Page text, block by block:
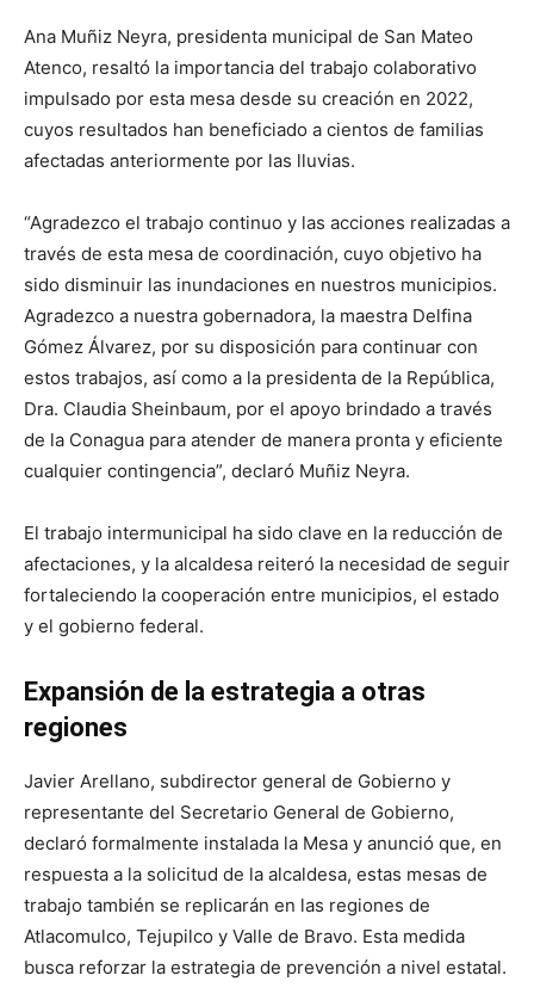
Ana Muñiz Neyra, presidenta municipal de San Mateo
Atenco, resaltó la importancia del trabajo colaborativo
impulsado por esta mesa desde su creación en 2022,
cuyos resultados han beneficiado a cientos de familias
afectadas anteriormente por las lluvias.
“Agradezco el trabajo continuo y las acciones realizadas a
través de esta mesa de coordinación, cuyo objetivo ha
sido disminuir las inundaciones en nuestros municipios.
Agradezco a nuestra gobernadora, la maestra Delfina
Gómez Álvarez, por su disposición para continuar con
estos trabajos, así como a la presidenta de la República,
Dra. Claudia Sheinbaum, por el apoyo brindado a través
de la Conagua para atender de manera pronta y eficiente
cualquier contingencia”, declaró Muñiz Neyra.
El trabajo intermunicipal ha sido clave en la reducción de
afectaciones, y la alcaldesa reiteró la necesidad de seguir
fortaleciendo la cooperación entre municipios, el estado
y el gobierno federal.
Expansión de la estrategia a otras
regiones
Javier Arellano, subdirector general de Gobierno y
representante del Secretario General de Gobierno,
declaró formalmente instalada la Mesa y anunció que, en
respuesta a la solicitud de la alcaldesa, estas mesas de
trabajo también se replicarán en las regiones de
Atlacomulco, Tejupilco y Valle de Bravo. Esta medida
busca reforzar la estrategia de prevención a nivel estatal.